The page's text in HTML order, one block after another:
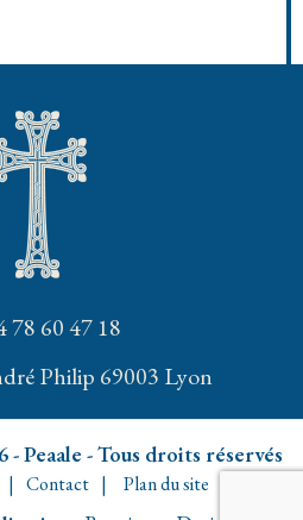
78 60 47 18
Philip 69003 Lyon
Peaale - Tous droits réservés
Contact Plan du site